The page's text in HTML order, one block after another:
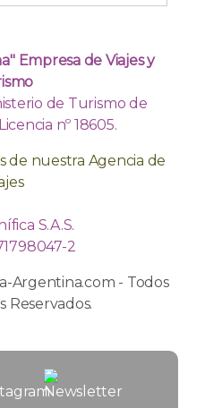
Empresa de Viajes y
de Turismo de
nº 18605.
de nuestra Agencia de
S.A.S.
2
Argentina.com - Todos
Reservados.